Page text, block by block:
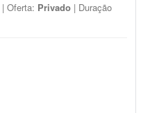
| Oferta: Privado | Duração